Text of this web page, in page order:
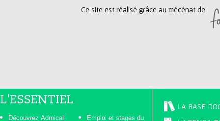
Ce site est réalisé grâce au mécénat de
L'ESSENTIEL
Découvrez Admical Emploi et stages du
LA BASE